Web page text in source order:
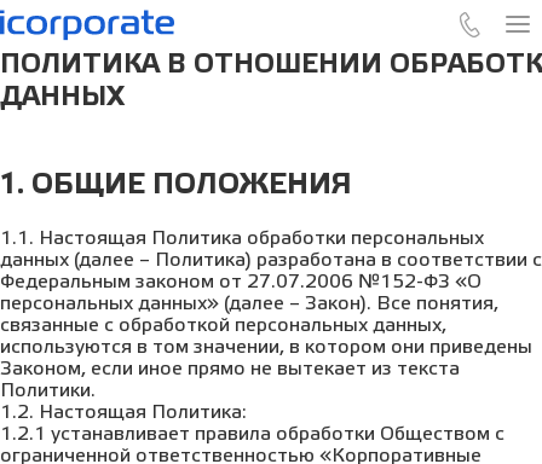
ПОЛИТИКА В ОТНОШЕНИИ
ДАННЫХ
1. ОБЩИЕ ПОЛОЖЕНИЯ
1.1. Настоящая Политика обработки персональных
данных (далее – Политика) разработана в соответствии с
Федеральным законом от 27.07.2006 №152-ФЗ «О
персональных данных» (далее – Закон). Все понятия,
связанные с обработкой персональных данных,
используются в том значении, в котором они приведены
Законом, если иное прямо не вытекает из текста
Политики.
1.2. Настоящая Политика:
1.2.1 устанавливает правила обработки Обществом с
ограниченной ответственностью «Корпоративные